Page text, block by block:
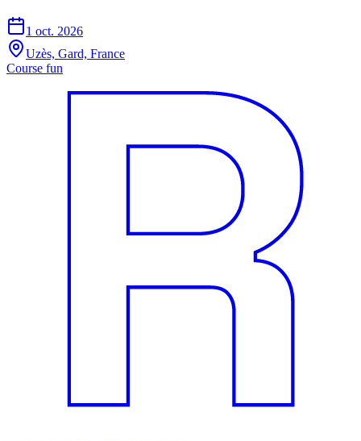
1 oct. 2026
Uzès, Gard, France
Course fun